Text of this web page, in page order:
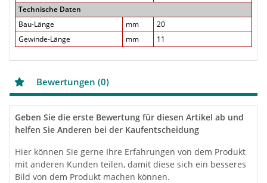
Technische Daten
Bau-Länge
mm
20
Gewinde-Länge
mm 11
Bewertungen (0)
Geben Sie die erste Bewertung für diesen Artikel ab und
helfen Sie Anderen bei der Kaufentscheidung
Hier können Sie gerne Ihre Erfahrungen von dem Produkt
mit anderen Kunden teilen, damit diese sich ein besseres
Bild von dem Produkt machen können.